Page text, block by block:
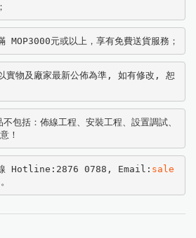
MOP3000元或以上，享有免費送貨服務；
實物及廠家最新公佈為準, 如有修改, 恕
包括：佈線工程、安裝工程、設置調試、
！
線 Hotline:2876 0788, Email: sale
。